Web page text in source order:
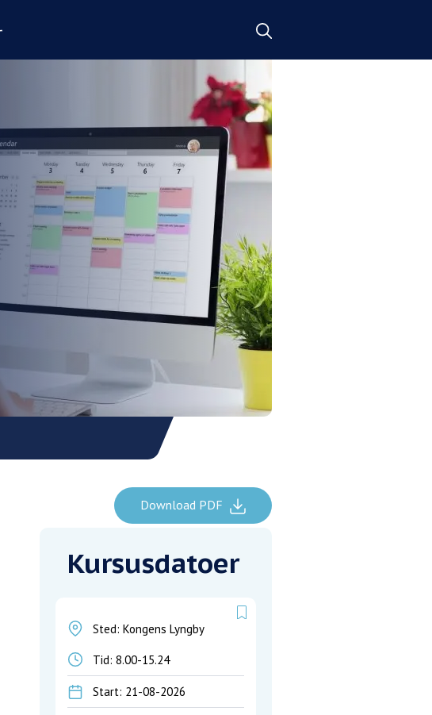
Download PDF
Kursusdatoer
Sted: Kongens Lyngby
Tid: 8.00-15.24
Start: 21-08-2026